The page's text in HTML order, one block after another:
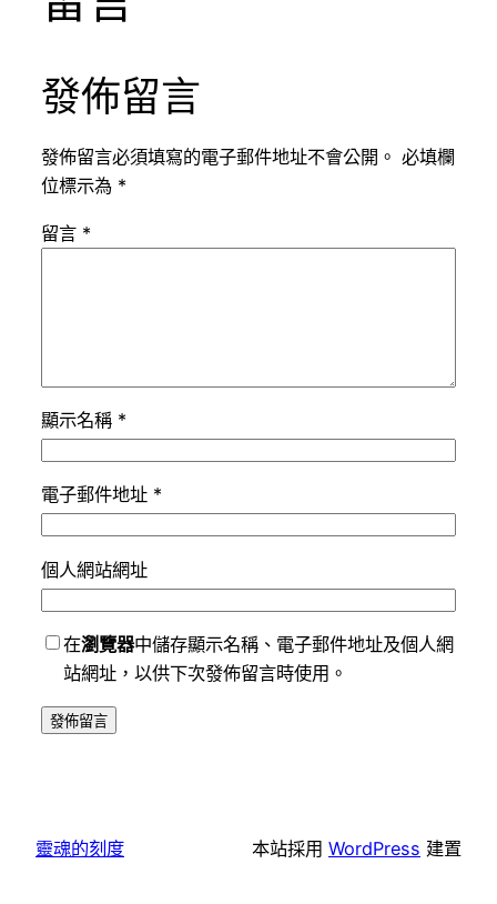
發佈留言
發佈留言必須填寫的電子郵件地址不會公開。 必填欄
位標示為 *
留言 *
顯示名稱 *
電子郵件地址 *
個人網站網址
在瀏覽器中儲存顯示名稱、電子郵件地址及個人網
站網址，以供下次發佈留言時使用。
靈魂的刻度 本站採用 WordPress 建置